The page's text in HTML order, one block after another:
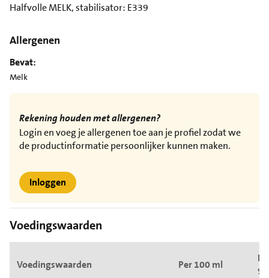
Halfvolle MELK, stabilisator: E339
Allergenen
Bevat:
Melk
Rekening houden met allergenen?
Login en voeg je allergenen toe aan je profiel zodat we
de productinformatie persoonlijker kunnen maken.
Inloggen
Voedingswaarden
Voedingswaarden Per 100 ml